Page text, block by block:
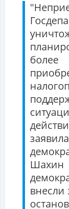
более
Шахин
внесли